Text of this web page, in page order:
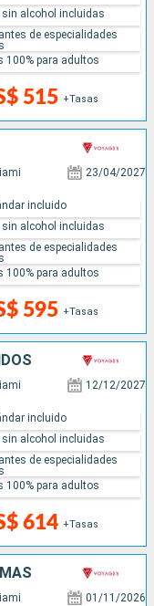
515 +Tasas
sin alcohol incluidas
de especialidades
100% para adultos
23/04/2027
595 +Tasas
incluido
sin alcohol incluidas
de especialidades
100% para adultos
12/12/2027
614 +Tasas
incluido
sin alcohol incluidas
de especialidades
100% para adultos
01/11/2026